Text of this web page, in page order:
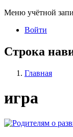
Меню учётной
Войти
Строка
Главная
игра